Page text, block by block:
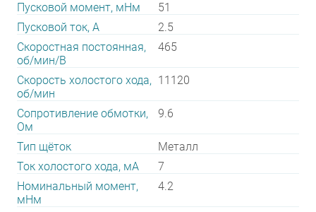
Пусковой момент, мНм
51
Пусковой ток, А
2.5
Скоростная постоянная,
об/мин/В
465
Скорость холостого хода,
об/мин
11120
Сопротивление обмотки,
Ом
9.6
Тип щёток
Металл
Ток холостого хода, мА
7
Номинальный момент,
мНм
4.2